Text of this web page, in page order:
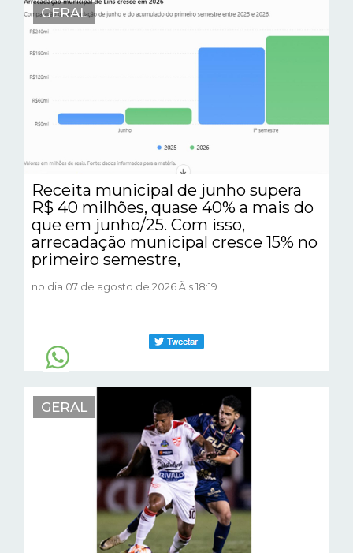
GERAL
Receita municipal de junho supera
R$ 40 milhões, quase 40% a mais do
que em junho/25. Com isso,
arrecadação municipal cresce 15% no
primeiro semestre,
no dia 07 de agosto de 2026 Ã s 18:19
GERAL